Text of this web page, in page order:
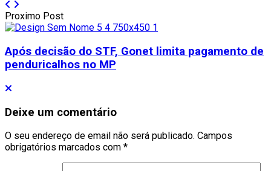
Proximo Post
Após decisão do STF, Gonet limita pagamento de
penduricalhos no MP
Deixe um comentário
O seu endereço de email não será publicado. Campos
obrigatórios marcados com *